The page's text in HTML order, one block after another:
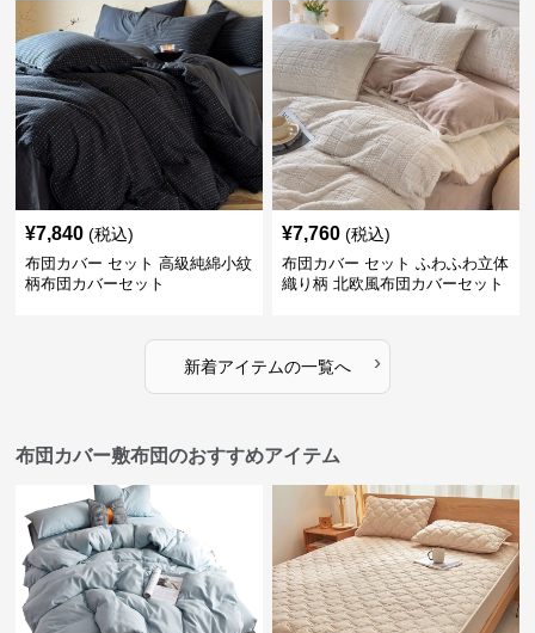
¥7,840 (税込)
布団カバー セット 高級純綿小紋
柄布団カバーセット
¥7,760 (税込)
布団カバー セット ふわふわ立体
織り柄 北欧風布団カバーセット
新着アイテムの一覧へ ›
布団カバー敷布団のおすすめアイテム